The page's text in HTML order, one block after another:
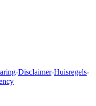
-Disclaimer-Huisregels-